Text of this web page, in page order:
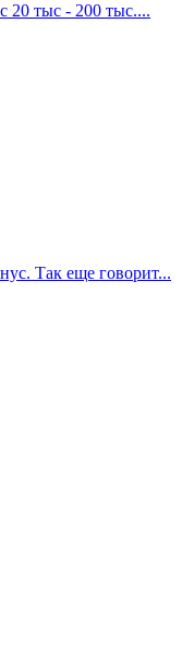
20 тыс - 200 тыс....
Так еще говорит...